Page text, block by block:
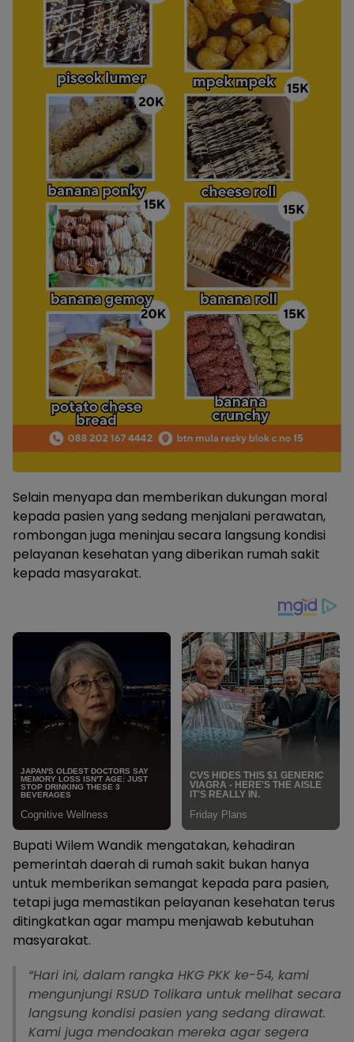
Selain menyapa dan memberikan dukungan moral
kepada pasien yang sedang menjalani perawatan,
rombongan juga meninjau secara langsung kondisi
pelayanan kesehatan yang diberikan rumah sakit
kepada masyarakat.
Bupati Wilem Wandik mengatakan, kehadiran
pemerintah daerah di rumah sakit bukan hanya
untuk memberikan semangat kepada para pasien,
tetapi juga memastikan pelayanan kesehatan terus
ditingkatkan agar mampu menjawab kebutuhan
masyarakat.
“Hari ini, dalam rangka HKG PKK ke-54, kami
mengunjungi RSUD Tolikara untuk melihat secara
langsung kondisi pasien yang sedang dirawat.
Kami juga mendoakan mereka agar segera